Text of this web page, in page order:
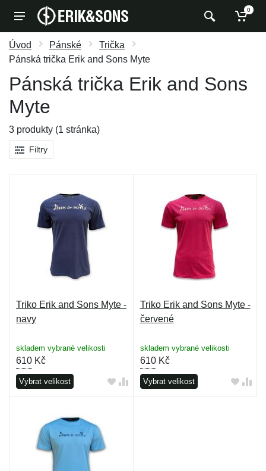
0
Úvod Pánské
Trička
Pánská trička Erik and Sons Myte
Pánská trička Erik and Sons
Myte
3 produkty (1 stránka)
Filtry
Triko Erik and Sons Myte -
navy
skladem vybrané velikosti
610 Kč
Vybrat velikost
Triko Erik and Sons Myte -
červené
skladem vybrané velikosti
610Kč
Vybrat velikost